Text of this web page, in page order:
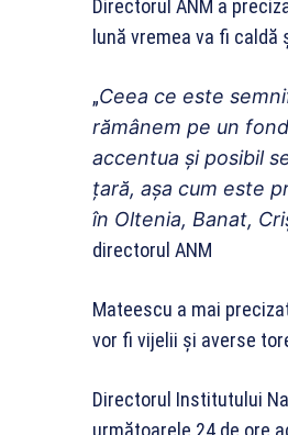
Directorul ANM a
lună vremea va fi
„Ceea ce este
rămânem pe un
accentua şi posibil
ţară, aşa cum este
în Oltenia, Banat,
directorul ANM
Mateescu a mai
vor fi vijelii şi averse
Directorul Institutului